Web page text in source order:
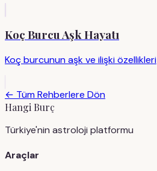
Koç Burcu Aşk Hayatı
Koç burcunun aşk ve ilişki özellikleri
← Tüm Rehberlere Dön
Hangi Burç
Türkiye'nin astroloji platformu
Araçlar